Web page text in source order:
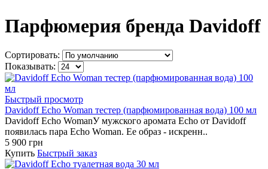
Парфюмерия бренда Davidoff
Сортировать:
Показывать:
Быстрый просмотр
Davidoff Echo Woman тестер (парфюмированная вода) 100 мл
Davidoff Echo WomanУ мужского аромата Echo от Davidoff
появилась пара Echo Woman. Ее образ - искренн..
5 900 грн
Купить Быстрый заказ